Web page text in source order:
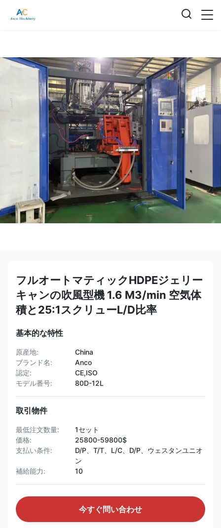
フルオートマティックHDPEジェリー
キャンの吹風型機 1.6 M3/min 空気体
積と25:1スクリューL/D比率
基本的な特性
原産地:
China
ブランド名:
Anco
認定:
CE,ISO
モデル番号:
80D-12L
取引物件
最低注文数量:
1セット
価格:
25800-59800$
支払い条件:
D/P、T/T、L/C、D/P、ウェスタンユニオ
ン
補給能力:
10
今すぐ問い合わせ